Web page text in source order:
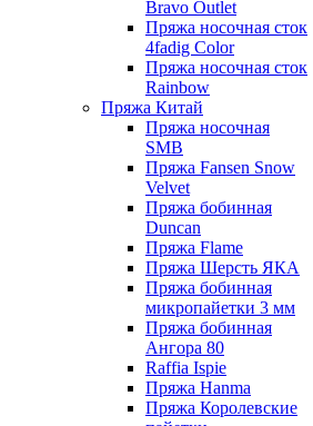
Bravo Outlet
Пряжа носочная сток
4fadig Color
Пряжа носочная сток
Rainbow
Пряжа Китай
Пряжа носочная
SMB
Пряжа Fansen Snow
Velvet
Пряжа бобинная
Duncan
Пряжа Flame
Пряжа Шерсть ЯКА
Пряжа бобинная
микропайетки 3 мм
Пряжа бобинная
Ангора 80
Raffia Ispie
Пряжа Hanma
Пряжа Королевские